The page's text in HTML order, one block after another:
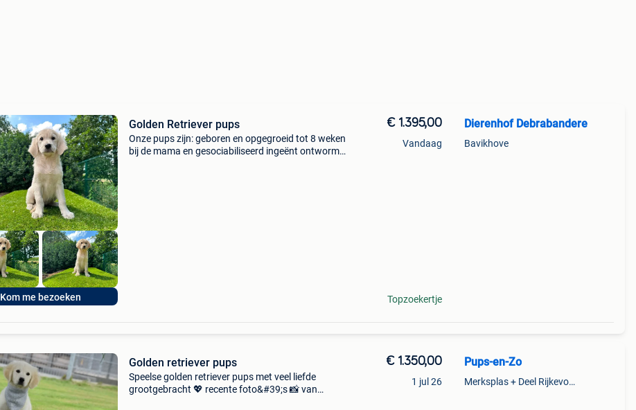
Kom me bezoeken
Golden Retriever pups
Onze pups zijn: geboren en opgegroeid tot 8 weken
bij de mama en gesociabiliseerd ingeënt ontwormd
€ 1.395,00
Vandaag
Topzoekertje
Dierenhof Debrabandere
Bavikhove
Golden retriever pups
Speelse golden retriever pups met veel liefde
grootgebracht 💖 recente foto&#39;s 📸 van
€ 1.350,00
1 jul 26
Pups-en-Zo
Merksplas + Deel Rijkevorsel